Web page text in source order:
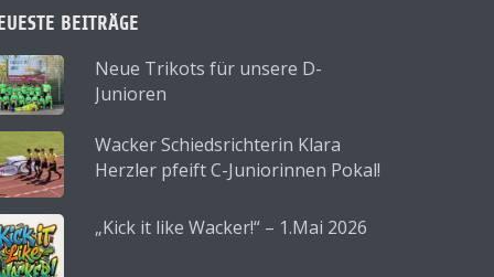
BEITRÄGE
Neue Trikots für unsere D-
Junioren
Wacker Schiedsrichterin Klara
Herzler pfeift C-Juniorinnen Pokal!
„Kick it like Wacker!“ – 1.Mai 2026